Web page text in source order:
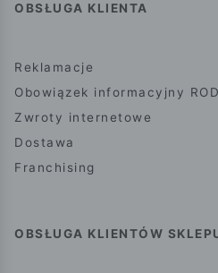
OBSŁUGA KLIENTA
Reklamacje
Obowiązek informacyjny
Zwroty internetowe
Dostawa
Franchising
OBSŁUGA KLIENTÓW